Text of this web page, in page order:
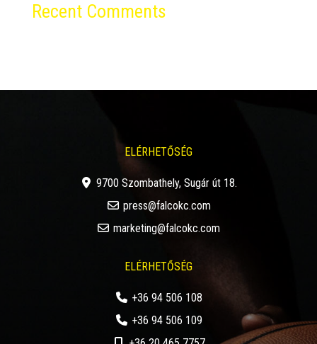
Recent Comments
ELÉRHETŐSÉG
9700 Szombathely, Sugár út 18.
press@falcokc.com
marketing@falcokc.com
ELÉRHETŐSÉG
+36 94 506 108
+36 94 506 109